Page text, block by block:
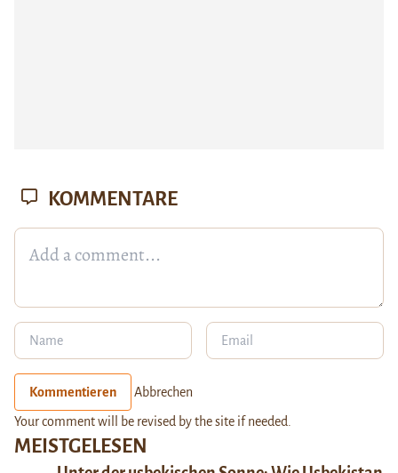
MEISTGELESEN
KOMMENTARE
Kommentieren Abbrechen
Your comment will be revised by the site if needed.